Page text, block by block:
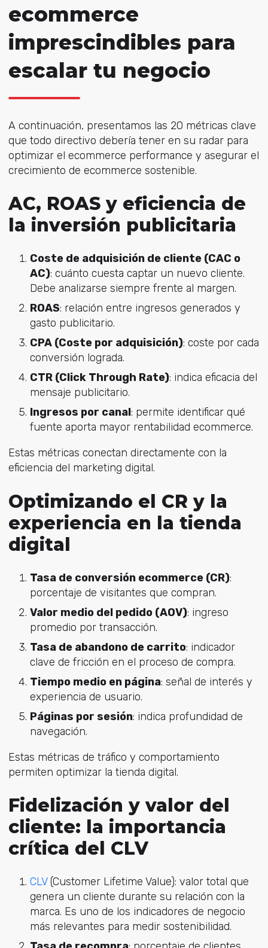
ecommerce
imprescindibles para
escalar tu negocio
A continuación, presentamos las 20 métricas clave
que todo directivo debería tener en su radar para
optimizar el ecommerce performance y asegurar el
crecimiento de ecommerce sostenible.
AC, ROAS y eficiencia de
la inversión publicitaria
Coste de adquisición de cliente (CAC o
AC): cuánto cuesta captar un nuevo cliente.
Debe analizarse siempre frente al margen.
ROAS: relación entre ingresos generados y
gasto publicitario.
CPA (Coste por adquisición): coste por cada
conversión lograda.
CTR (Click Through Rate): indica eficacia del
mensaje publicitario.
Ingresos por canal: permite identificar qué
fuente aporta mayor rentabilidad ecommerce.
Estas métricas conectan directamente con la
eficiencia del marketing digital.
Optimizando el CR y la
experiencia en la tienda
digital
Tasa de conversión ecommerce (CR):
porcentaje de visitantes que compran.
Valor medio del pedido (AOV): ingreso
promedio por transacción.
Tasa de abandono de carrito: indicador
clave de fricción en el proceso de compra.
Tiempo medio en página: señal de interés y
experiencia de usuario.
Páginas por sesión: indica profundidad de
navegación.
Estas métricas de tráfico y comportamiento
permiten optimizar la tienda digital.
Fidelización y valor del
cliente: la importancia
crítica del CLV
CLV(Customer Lifetime Value): valor total que
genera un cliente durante su relación con la
marca. Es uno de los indicadores de negocio
más relevantes para medir sostenibilidad.